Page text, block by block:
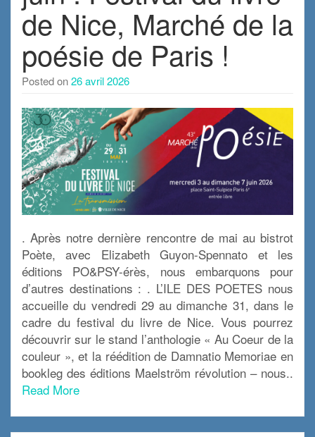
de Nice, Marché de la
poésie de Paris !
Posted on26 avril 2026
. Après notre dernière rencontre de mai au bistrot
Poète, avec Elizabeth Guyon-Spennato et les
éditions PO&PSY-érès, nous embarquons pour
d’autres destinations : . L’ILE DES POETES nous
accueille du vendredi 29 au dimanche 31, dans le
cadre du festival du livre de Nice. Vous pourrez
découvrir sur le stand l’anthologie « Au Coeur de la
couleur », et la réédition de Damnatio Memoriae en
bookleg des éditions Maelström révolution – nous..
Read More